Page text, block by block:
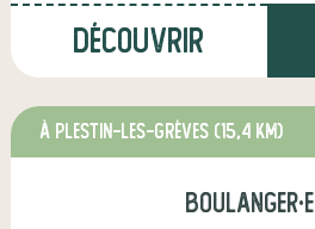
Découvrir
à Plestin-les-Grèves (15,4 km)
boulanger·e